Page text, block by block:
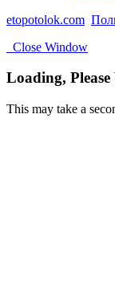
etopotolok.com
Close Window
Loading,
This may take a